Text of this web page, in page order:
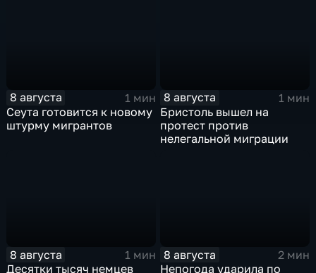
8 августа
1 мин
Сеута готовится к новому
штурму мигрантов
8 августа
1 мин
Бристоль вышел на
протест против
нелегальной миграции
8 августа
1 мин
Десятки тысяч немцев
8 августа
2 мин
Непогода ударила по